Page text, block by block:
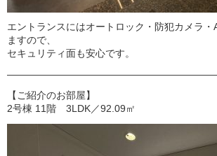
エントランスにはオートロック・防犯カメラ・
ますので、
セキュリティ面も安心です。
【ご紹介のお部屋】
2号棟 11階 3LDK／92.09㎡